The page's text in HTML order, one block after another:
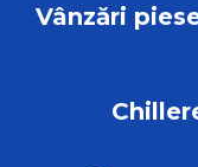
Compresoare
Sistem
Vânzări